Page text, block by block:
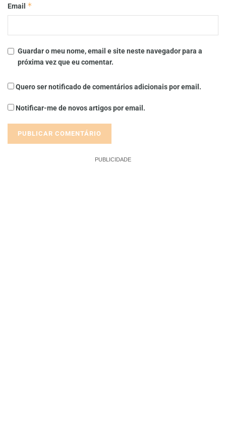
Email *
Guardar o meu nome, email e site neste navegador para a
próxima vez que eu comentar.
Quero ser notificado de comentários adicionais por email.
Notificar-me de novos artigos por email.
PUBLICIDADE